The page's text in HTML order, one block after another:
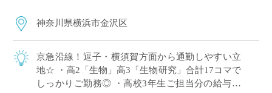
神奈川県横浜市金沢区
京急沿線！逗子・横須賀方面から通勤しやすい立
地☆ ・高2「生物」高3「生物研究」合計17コマで
しっかりご勤務◎ ・高校3年生ご担当分の給与も